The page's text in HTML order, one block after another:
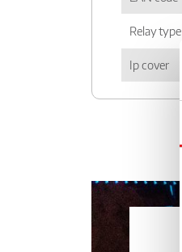
Relay type
Ip cover